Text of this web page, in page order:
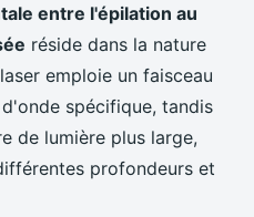
entre l'épilation au
réside dans la nature
emploie un faisceau
spécifique, tandis
de lumière plus large,
profondeurs et